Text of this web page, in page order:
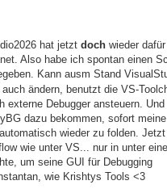
hat jetzt doch wieder
Also habe ich spontan einen
Kann ausm Stand
ändern, benutzt die VS-
externe Debugger ansteuern.
dazu bekommen, sofort
wieder zu folden.
wie unter VS... nur in unter
um seine GUI für Debugging
wie Krishtys Tools <3